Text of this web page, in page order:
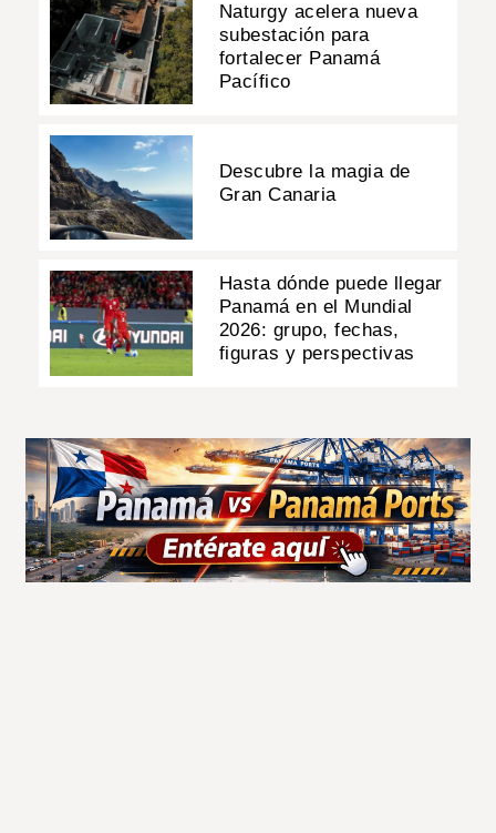
Naturgy acelera nueva
subestación para
fortalecer Panamá
Pacífico
Descubre la magia de
Gran Canaria
Hasta dónde puede llegar
Panamá en el Mundial
2026: grupo, fechas,
figuras y perspectivas